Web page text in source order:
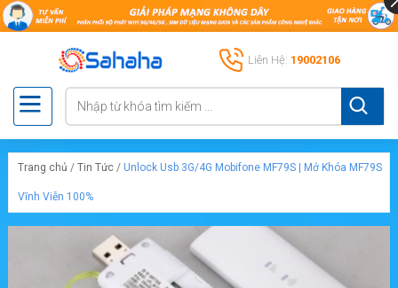
Liên Hệ: 19002106
Trang chủ / Tin Tức / Unlock Usb 3G/4G Mobifone MF79S | Mở Khóa MF79S
Vĩnh Viễn 100%